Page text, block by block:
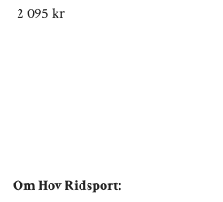
2 095 kr
Om Hov Ridsport: